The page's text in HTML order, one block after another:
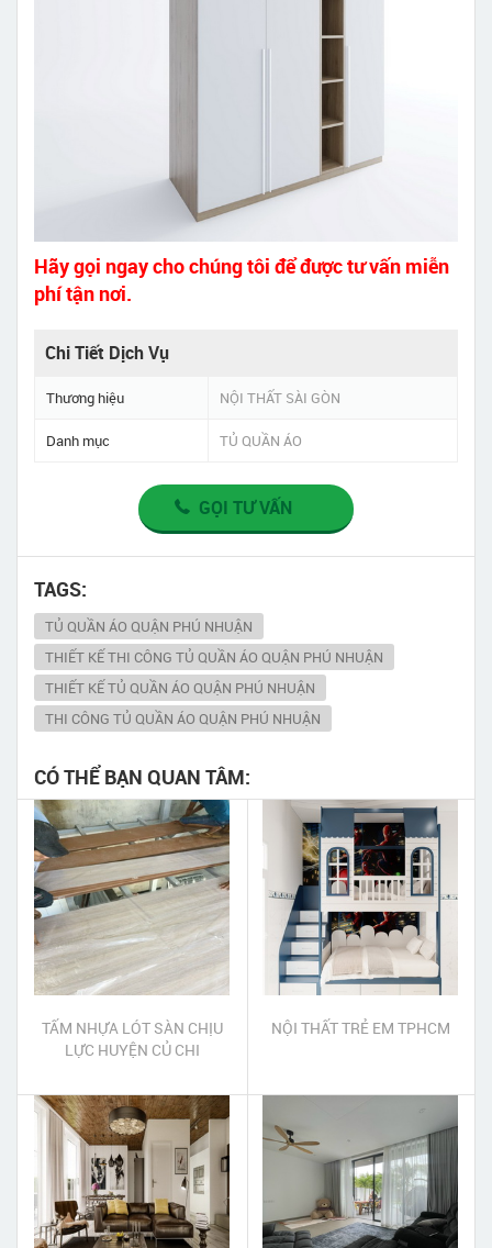
Hãy gọi ngay cho chúng tôi để được tư vấn miễn
phí tận nơi.
Chi Tiết Dịch Vụ
Thương hiệu NỘI THẤT SÀI GÒN
Danh mục TỦ QUẦN ÁO
GỌI TƯ VẤN
TAGS:
TỦ QUẦN ÁO QUẬN PHÚ NHUẬN
THIẾT KẾ THI CÔNG TỦ QUẦN ÁO QUẬN PHÚ NHUẬN
THIẾT KẾ TỦ QUẦN ÁO QUẬN PHÚ NHUẬN
THI CÔNG TỦ QUẦN ÁO QUẬN PHÚ NHUẬN
CÓ THỂ BẠN QUAN TÂM:
TẤM NHỰA LÓT SÀN CHỊU
LỰC HUYỆN CỦ CHI
NỘI THẤT TRẺ EM TPHCM